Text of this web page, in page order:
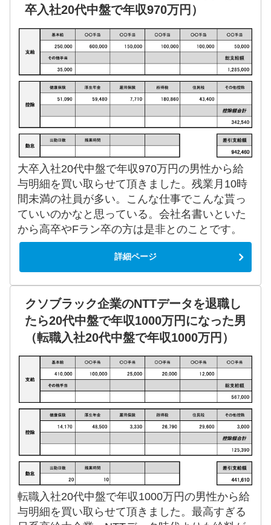
卒入社20代中盤で年収970万円）
大卒入社20代中盤で年収970万円の男性から給
与明細を買い取らせて頂きました。残業月10時
間未満の社員が多い。こんな仕事でこんな貰っ
ていいのかなと思っている。会社名書いといた
から高卒やFラン卒の方は是非とのことです。
詳細ページ
クソブラック企業のNTTデータを退職し
たら20代中盤で年収1000万円になった男
（転職入社20代中盤で年収1000万円）
転職入社20代中盤で年収1000万円の男性から給
与明細を買い取らせて頂きました。最高すぎる